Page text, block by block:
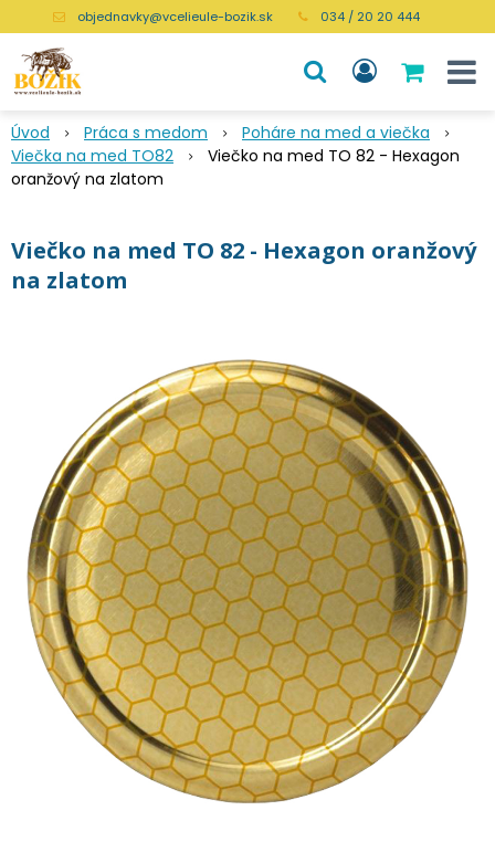
objednavky@vcelieule-bozik.sk 034 / 20 20 444
Úvod Práca s medom
Poháre na med a viečka
Viečka na med TO82
Viečko na med TO 82 - Hexagon
oranžový na zlatom
Viečko na med TO 82 - Hexagon oranžový
na zlatom